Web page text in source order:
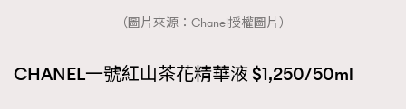
（圖片來源：Chanel授權圖片）
CHANEL一號紅山茶花精華液 $1,250/50ml